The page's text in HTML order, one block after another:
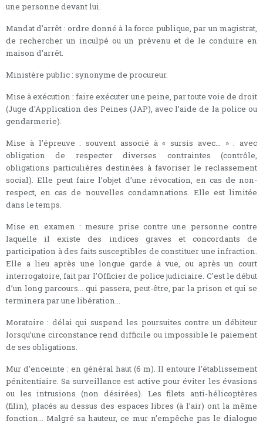
une personne devant lui.
Mandat d’arrêt : ordre donné à la force publique, par un magistrat,
de rechercher un inculpé ou un prévenu et de le conduire en
maison d’arrêt.
Ministère public : synonyme de procureur.
Mise à exécution : faire exécuter une peine, par toute voie de droit
(Juge d’Application des Peines (JAP), avec l’aide de la police ou
gendarmerie).
Mise à l’épreuve : souvent associé à « sursis avec... » : avec
obligation de respecter diverses contraintes (contrôle,
obligations particulières destinées à favoriser le reclassement
social). Elle peut faire l’objet d’une révocation, en cas de non-
respect, en cas de nouvelles condamnations. Elle est limitée
dans le temps.
Mise en examen : mesure prise contre une personne contre
laquelle il existe des indices graves et concordants de
participation à des faits susceptibles de constituer une infraction.
Elle a lieu après une longue garde à vue, ou après un court
interrogatoire, fait par l’Officier de police judiciaire. C’est le début
d’un long parcours... qui passera, peut-être, par la prison et qui se
terminera par une libération...
Moratoire : délai qui suspend les poursuites contre un débiteur
lorsqu’une circonstance rend difficile ou impossible le paiement
de ses obligations.
Mur d’enceinte : en général haut (6 m). Il entoure l’établissement
pénitentiaire. Sa surveillance est active pour éviter les évasions
ou les intrusions (non désirées). Les filets anti-hélicoptères
(filin), placés au dessus des espaces libres (à l’air) ont la même
fonction... Malgré sa hauteur, ce mur n’empêche pas le dialogue